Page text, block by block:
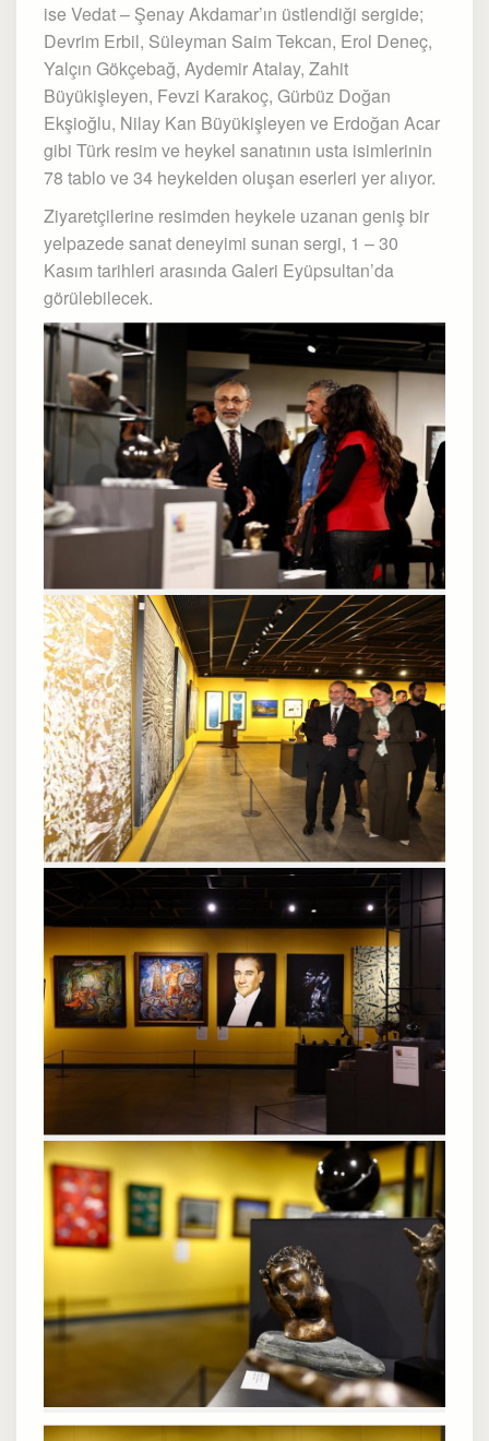
ise Vedat – Şenay Akdamar’ın üstlendiği sergide;
Devrim Erbil, Süleyman Saim Tekcan, Erol Deneç,
Yalçın Gökçebağ, Aydemir Atalay, Zahit
Büyükişleyen, Fevzi Karakoç, Gürbüz Doğan
Ekşioğlu, Nilay Kan Büyükişleyen ve Erdoğan Acar
gibi Türk resim ve heykel sanatının usta isimlerinin
78 tablo ve 34 heykelden oluşan eserleri yer alıyor.
Ziyaretçilerine resimden heykele uzanan geniş bir
yelpazede sanat deneyimi sunan sergi, 1 – 30
Kasım tarihleri arasında Galeri Eyüpsultan’da
görülebilecek.